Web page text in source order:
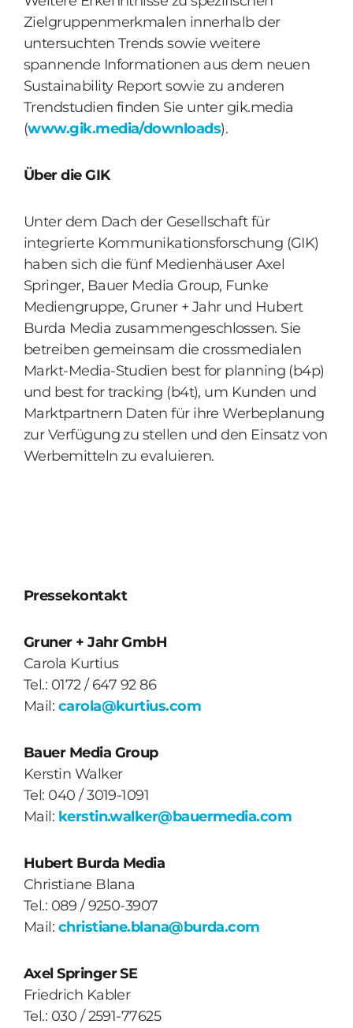
Zielgruppenmerkmalen innerhalb der
untersuchten Trends sowie weitere
spannende Informationen aus dem neuen
Sustainability Report sowie zu anderen
Trendstudien finden Sie unter gik.media
(www.gik.media/downloads).
Über die GIK
Unter dem Dach der Gesellschaft für
integrierte Kommunikationsforschung (GIK)
haben sich die fünf Medienhäuser Axel
Springer, Bauer Media Group, Funke
Mediengruppe, Gruner + Jahr und Hubert
Burda Media zusammengeschlossen. Sie
betreiben gemeinsam die crossmedialen
Markt-Media-Studien best for planning (b4p)
und best for tracking (b4t), um Kunden und
Marktpartnern Daten für ihre Werbeplanung
zur Verfügung zu stellen und den Einsatz von
Werbemitteln zu evaluieren.
Pressekontakt
Gruner + Jahr GmbH
Carola Kurtius
Tel.: 0172 / 647 92 86
Mail: carola@kurtius.com
Bauer Media Group
Kerstin Walker
Tel: 040 / 3019-1091
Mail: kerstin.walker@bauermedia.com
Hubert Burda Media
Christiane Blana
Tel.: 089 / 9250-3907
Mail: christiane.blana@burda.com
Axel Springer SE
Friedrich Kabler
Tel.: 030 / 2591-77625